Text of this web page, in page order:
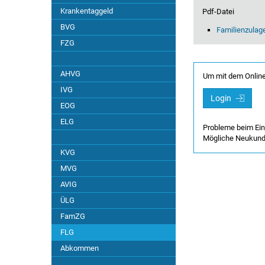
Ausgleichskassen
Erläuterungen / Fragebogen
Europäisches Recht
Finanzierung
Geltendmachung
Gemeinsame Bestimmungen
Rechtspflege
Schlussbestimmungen
Selbstständige Landwirte
Krankentaggeld
BVG
FZG
AHVG
IVG
EOG
ELG
KVG
MVG
AVIG
ÜLG
FamZG
FLG
Abkommen
Pdf-Datei
Um mit dem
Login
Probleme beim
Mögliche